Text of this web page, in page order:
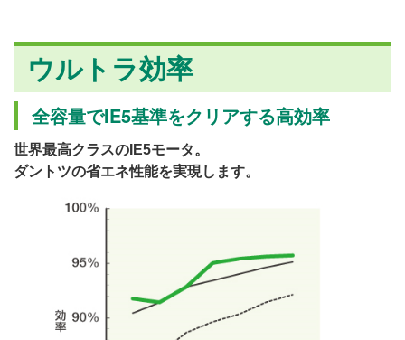
ウルトラ効率
全容量でIE5基準をクリアする高効率
世界最高クラスのIE5モータ。
ダントツの省エネ性能を実現します。